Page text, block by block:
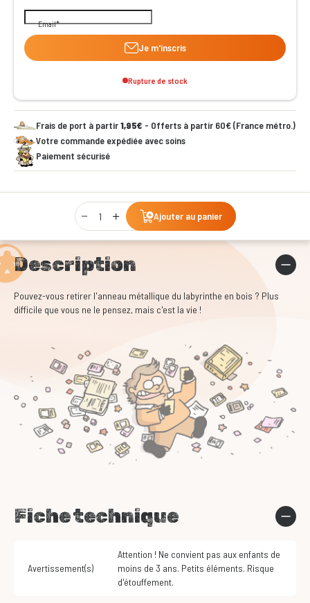
Email
Je m'inscris
Rupture de stock
Frais de port à partir1,95€ - Offerts à partir 60€ (France métro.)
Votre commande expédiée avec soins
Paiement sécurisé
Qty
Ajouter au panier
Description
Pouvez-vous retirer l'anneau métallique du labyrinthe en bois ? Plus
difficile que vous ne le pensez, mais c'est la vie !
Fiche technique
Avertissement(s)
Attention ! Ne convient pas aux enfants de
moins de 3 ans. Petits éléments. Risque
d'étouffement.